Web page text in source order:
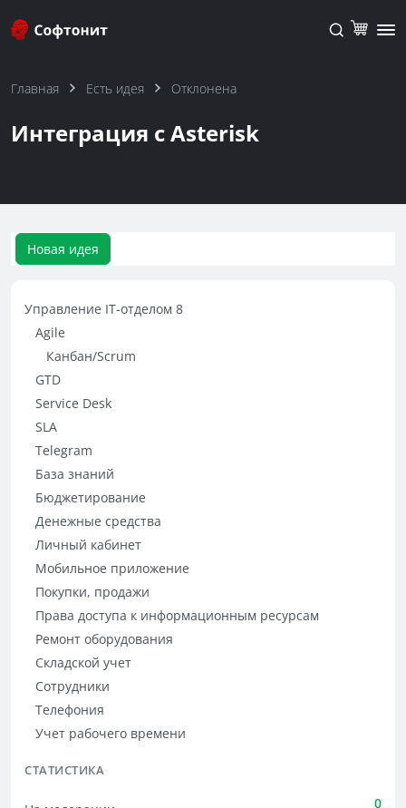
Главная Есть идея Отклонена
Интеграция с Asterisk
Новая идея
Управление IT-отделом 8
Agile
Канбан/Scrum
GTD
Service Desk
SLA
Telegram
База знаний
Бюджетирование
Денежные средства
Личный кабинет
Мобильное приложение
Покупки, продажи
Права доступа к информационным ресурсам
Ремонт оборудования
Складской учет
Сотрудники
Телефония
Учет рабочего времени
СТАТИСТИКА
0